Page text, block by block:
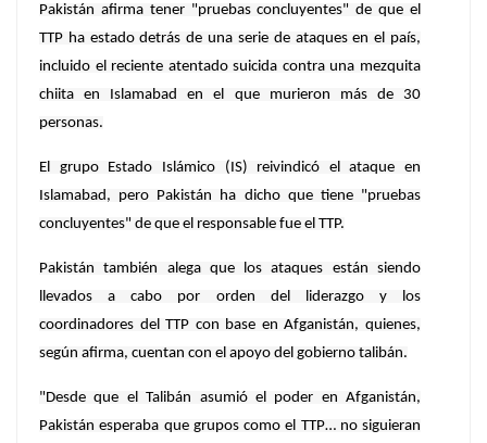
Pakistán afirma tener "pruebas concluyentes" de que el
TTP ha estado detrás de una serie de ataques en el país,
incluido el reciente atentado suicida contra una mezquita
chiita en Islamabad en el que murieron más de 30
personas.
El grupo Estado Islámico (IS) reivindicó el ataque en
Islamabad, pero Pakistán ha dicho que tiene "pruebas
concluyentes" de que el responsable fue el TTP.
Pakistán también alega que los ataques están siendo
llevados a cabo por orden del liderazgo y los
coordinadores del TTP con base en Afganistán, quienes,
según afirma, cuentan con el apoyo del gobierno talibán.
"Desde que el Talibán asumió el poder en Afganistán,
Pakistán esperaba que grupos como el TTP… no siguieran